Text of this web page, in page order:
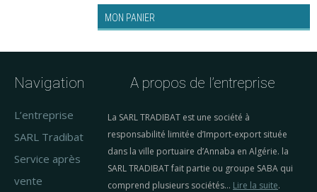
MON PANIER
Navigation
L’entreprise
SARL Tradibat
Service après
vente
A propos de l’entreprise
La SARL TRADIBAT est une société à
responsabilité limitée d’Import-export située
dans la ville portuaire d’Annaba en Algérie. la
SARL TRADIBAT fait partie ou groupe SABA qui
comprend plusieurs sociétés… Lire la suite.